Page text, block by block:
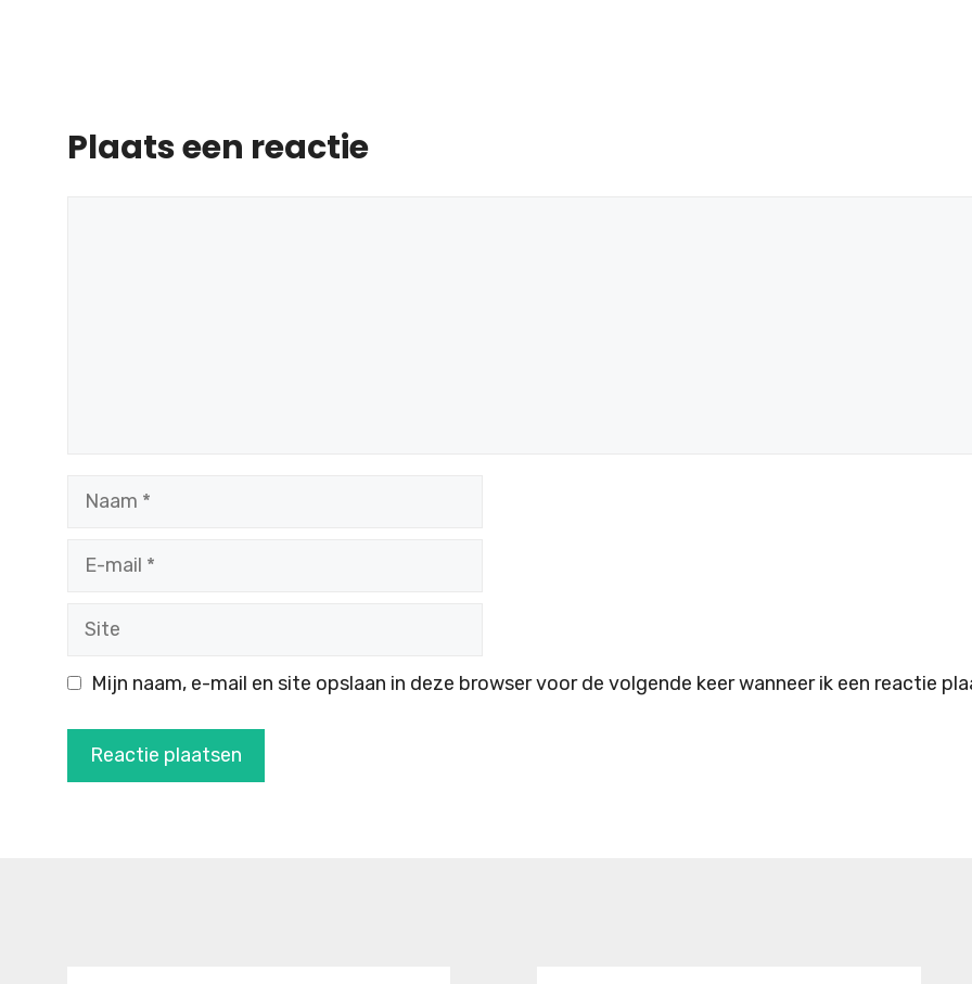
Plaats een reactie
Naam
Site
Mijn naam, e-mail en site opslaan in deze browser voor de volgende keer wanneer ik een reactie